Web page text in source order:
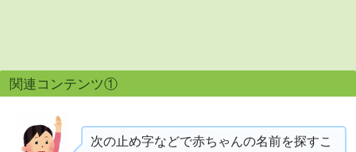
関連コンテンツ①
次の止め字などで赤ちゃんの名前を探すこ